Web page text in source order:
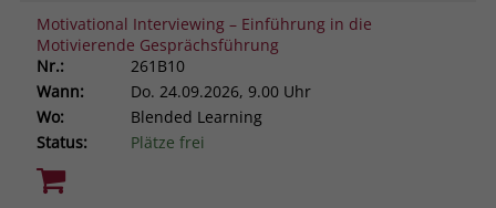
Motivational Interviewing – Einführung in die
Motivierende Gesprächsführung
Nr.:
261B10
Wann:
Do. 24.09.2026, 9.00 Uhr
Wo:
Blended Learning
Status:
Plätze frei